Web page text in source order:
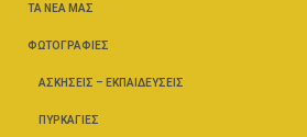
ΤΑ ΝΈΑ ΜΑΣ
ΦΩΤΟΓΡΑΦΊΕΣ
ΑΣΚΉΣΕΙΣ – ΕΚΠΑΙΔΕΎΣΕΙΣ
ΠΥΡΚΑΓΙΈΣ